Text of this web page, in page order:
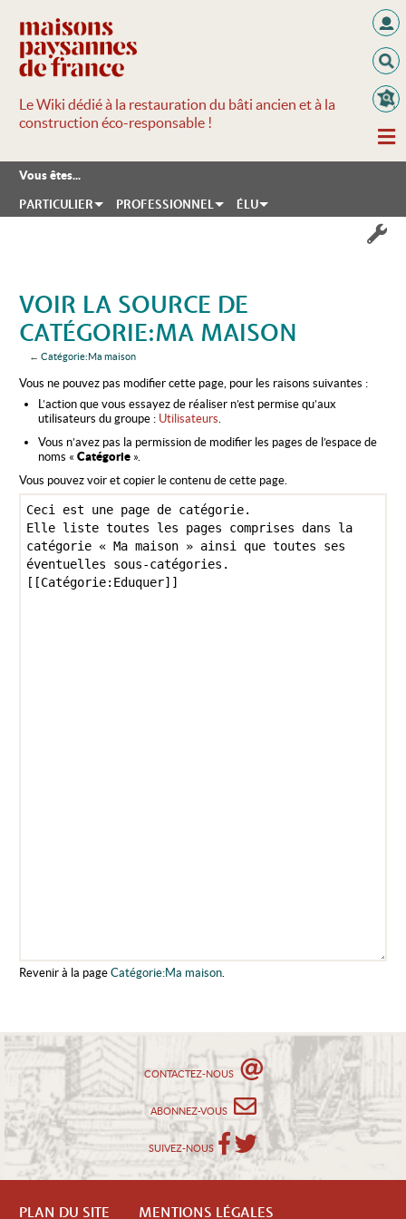
Le Wiki dédié à la restauration du bâti ancien et à la
construction éco-responsable !
Vous êtes...
PARTICULIER PROFESSIONNEL ÉLU
VOIR LA SOURCE DE
CATÉGORIE:MA MAISON
← Catégorie:Ma maison
Vous ne pouvez pas modifier cette page, pour les raisons suivantes :
L’action que vous essayez de réaliser n’est permise qu’aux
utilisateurs du groupe : Utilisateurs
Vous n’avez pas la permission de modifier les pages de l’espace de
noms « Catégorie».
Vous pouvez voir et copier le contenu de cette page.
Revenir à la page Catégorie:Ma maison.
CONTACTEZ-NOUS
ABONNEZ-VOUS
SUIVEZ-NOUS
PLAN DU SITE MENTIONS LÉGALES